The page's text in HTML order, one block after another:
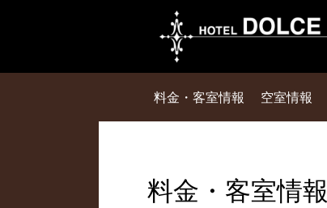
料金・客室情報 空室情報
料金・客室情報